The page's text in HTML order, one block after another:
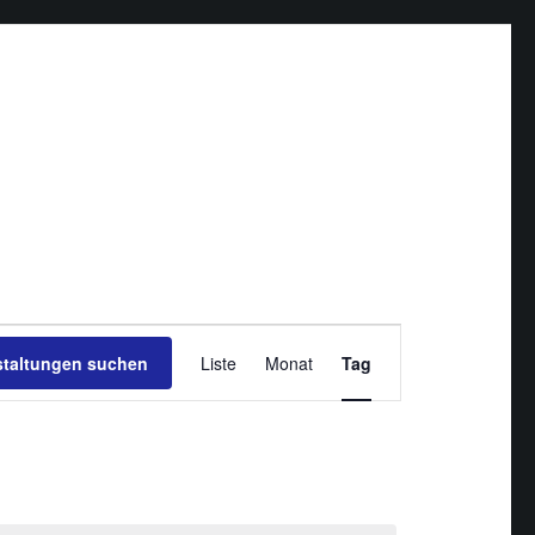
suchen
Ansichten-
Liste Monat Tag